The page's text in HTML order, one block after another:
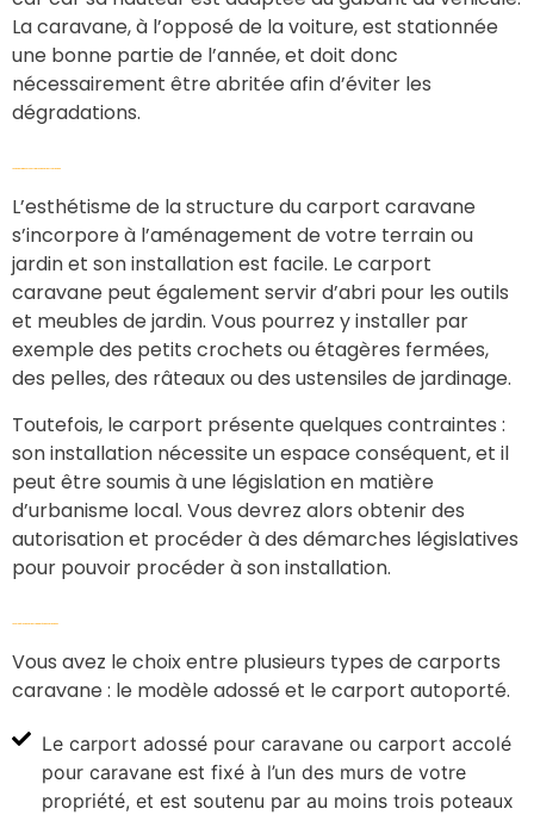
La caravane, à l’opposé de la voiture, est stationnée
une bonne partie de l’année, et doit donc
nécessairement être abritée afin d’éviter les
dégradations.
Les avantages et contraintes du carport caravane
L’esthétisme de la structure du carport caravane
s’incorpore à l’aménagement de votre terrain ou
jardin et son installation est facile. Le carport
caravane peut également servir d’abri pour les outils
et meubles de jardin. Vous pourrez y installer par
exemple des petits crochets ou étagères fermées,
des pelles, des râteaux ou des ustensiles de jardinage.
Toutefois, le carport présente quelques contraintes :
son installation nécessite un espace conséquent, et il
peut être soumis à une législation en matière
d’urbanisme local. Vous devrez alors obtenir des
autorisation et procéder à des démarches législatives
pour pouvoir procéder à son installation.
Les modèles de carport adaptés aux caravanes
Vous avez le choix entre plusieurs types de carports
caravane : le modèle adossé et le carport autoporté.
Le carport adossé pour caravane ou carport accolé
pour caravane est fixé à l’un des murs de votre
propriété, et est soutenu par au moins trois poteaux